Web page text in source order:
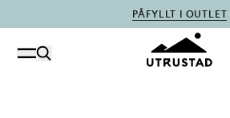
PÅFYLLT I OUTLET